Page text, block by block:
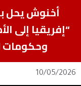
أخنوش يحل
“إفريقيا إلى
وحكومات
10/05/2026